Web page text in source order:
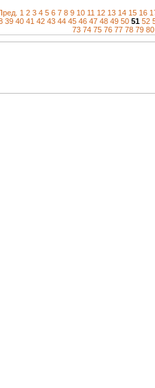
1 2 3 4 5 6 7 8 9 10 11 12 13 14 15 16
39 40 41 42 43 44 45 46 47 48 49 50 51 52
73 74 75 76 77 78 79 80